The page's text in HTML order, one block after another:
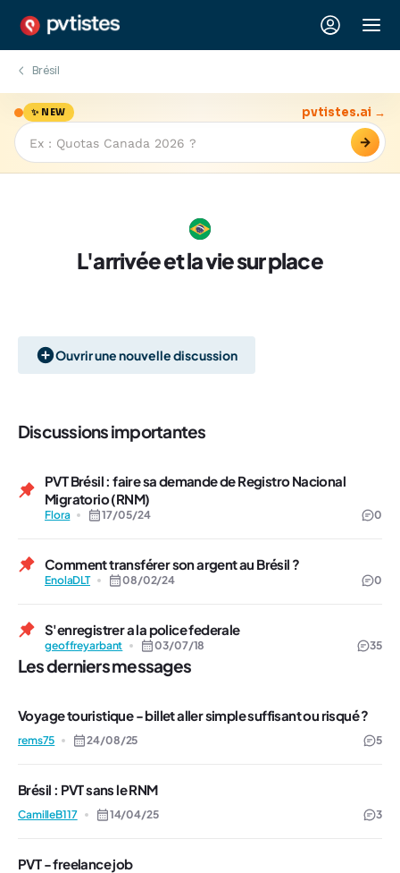
Brésil
✨ NEW
→
pvtistes.ai →
L'arrivée et la vie sur place
Ouvrir une nouvelle discussion
Discussions importantes
PVT Brésil : faire sa demande de Registro Nacional
Migratorio (RNM)
Flora 17/05/24 0
Comment transférer son argent au Brésil ?
EnolaDLT 08/02/24 0
S'enregistrer a la police federale
geoffreyarbant 03/07/18 35
Les derniers messages
Voyage touristique - billet aller simple suffisant ou risqué ?
rems75 24/08/25 5
Brésil : PVT sans le RNM
CamilleB117 14/04/25 3
PVT - freelance job